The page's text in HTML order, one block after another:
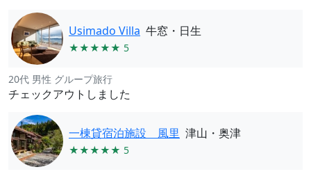
Usimado Villa 牛窓・日生
★★★★★ 5
20代 男性 グループ旅行
チェックアウトしました
一棟貸宿泊施設 風里 津山・奥津
★★★★★ 5